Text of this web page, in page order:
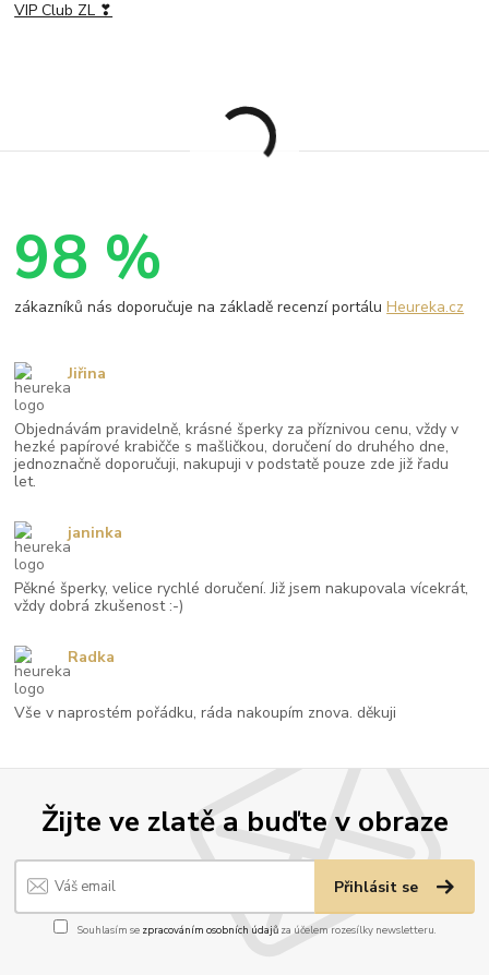
VIP Club ZL ❣
Žijte ve zlatě a buďte v obraze
Přihlásit se
Souhlasím se zpracováním osobních údajůza účelem rozesílky newsletteru.
98 %
zákazníků nás doporučuje na základě recenzí portáluHeureka.cz
Objednávám pravidelně, krásné šperky za příznivou cenu, vždy v
hezké papírové krabičče s mašličkou, doručení do druhého dne,
jednoznačně doporučuji, nakupuji v podstatě pouze zde již řadu
let.
Jiřina
Pěkné šperky, velice rychlé doručení. Již jsem nakupovala vícekrát,
vždy dobrá zkušenost :-)
janinka
Vše v naprostém pořádku, ráda nakoupím znova. děkuji
Radka